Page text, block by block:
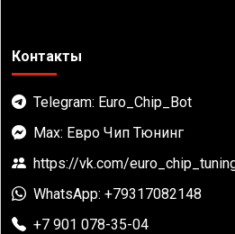
Контакты
Telegram: Euro_Chip_Bot
Max: Евро Чип Тюнинг
https://vk.com/
WhatsApp: +79317082148
+7 901 078-35-04